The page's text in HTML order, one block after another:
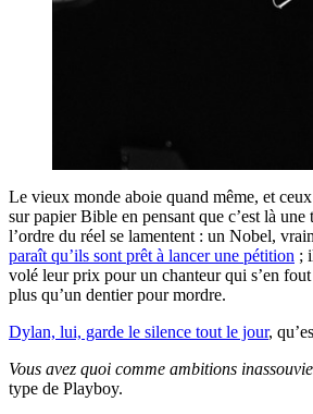
Le vieux monde aboie quand même, et
sur papier Bible en pensant que c’est là une
l’ordre du réel se lamentent : un Nobel,
paraît qu’ils sont prêt à lancer une pétition ;
volé leur prix pour un chanteur qui s’en
plus qu’un dentier pour mordre.
Dylan, lui, garde le silence tout le jour,
Vous avez quoi comme ambitions
type de Playboy.